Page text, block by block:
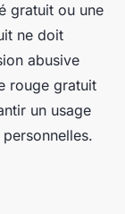
gratuit ou une
ne doit
abusive
rouge gratuit
un usage